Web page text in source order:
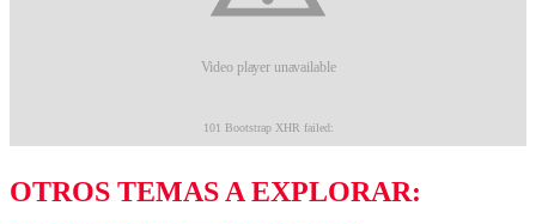
OTROS TEMAS A EXPLORAR: